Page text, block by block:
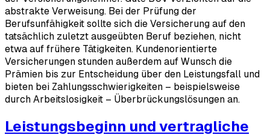
abstrakte Verweisung. Bei der Prüfung der
Berufsunfähigkeit sollte sich die Versicherung auf den
tatsächlich zuletzt ausgeübten Beruf beziehen, nicht
etwa auf frühere Tätigkeiten. Kundenorientierte
Versicherungen stunden außerdem auf Wunsch die
Prämien bis zur Entscheidung über den Leistungsfall und
bieten bei Zahlungsschwierigkeiten – beispielsweise
durch Arbeitslosigkeit – Überbrückungslösungen an.
Leistungsbeginn und vertragliche